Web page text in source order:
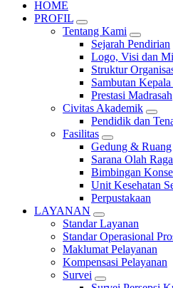
HOME
PROFIL
Tentang Kami
Sejarah Pendirian
Logo, Visi dan
Struktur
Sambutan
Prestasi Madrasah
Civitas Akademik
Pendidik dan
Fasilitas
Gedung & Ruang
Sarana Olah Raga
Bimbingan
Unit Kesehatan
Perpustakaan
LAYANAN
Standar Layanan
Standar Operasional
Maklumat Pelayanan
Kompensasi Pelayanan
Survei